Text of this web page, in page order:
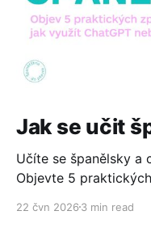
Jak se učit
Učíte se španělsky a
Objevte 5
Zdarma, jednoduše a
22 čvn 2026 3 min read